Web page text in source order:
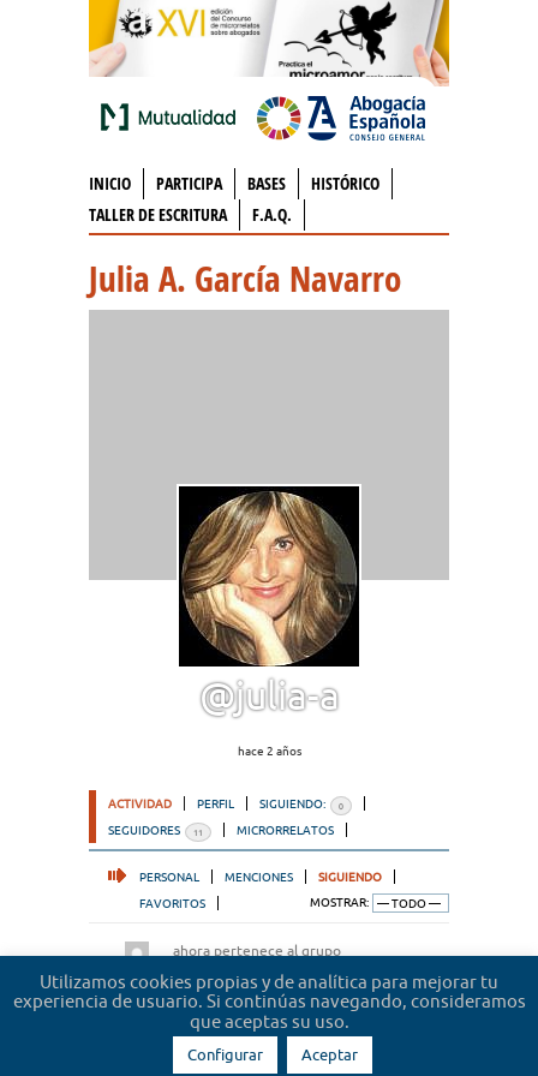
INICIO PARTICIPA BASES
HISTÓRICO
TALLER DE ESCRITURA
F.A.Q.
Julia A. García Navarro
@julia-a
hace 2 años
ACTIVIDAD PERFIL SIGUIENDO: 0
SEGUIDORES 11 MICRORRELATOS
PERSONAL MENCIONES
SIGUIENDO
FAVORITOS
MOSTRAR:
ahora pertenece al grupo
Utilizamos cookies propias y de analítica para mejorar tu
experiencia de usuario. Si continúas navegando, consideramos
que aceptas su uso.
Configurar Aceptar